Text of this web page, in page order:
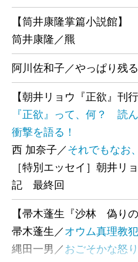
【筒井康隆掌篇小説館】
筒井康隆／羆
阿川佐和子／やっぱり残
【朝井リョウ『正欲』刊
『正欲』って、何？ 読
衝撃を語る！
西 加奈子／ それでもなお
［特別エッセイ］朝井リ
記 最終回
【帚木蓬生『沙林 偽り
帚木蓬生／ オウム真理教
縄田一男／ おごそかな怒り